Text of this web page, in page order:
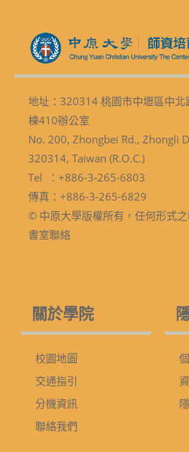
地址：320314 桃園市中壢區中
棟410辦公室
No. 200, Zhongbei Rd., Zhongli
320314, Taiwan (R.O.C.)
Tel ：+886-3-265-6803
傳真：+886-3-265-6829
© 中原大學版權所有，任何形式
書室聯絡
關於學院
校園地圖
交通指引
分機資訊
聯絡我們